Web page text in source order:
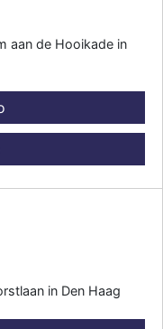
aan de Hooikade in
in Den Haag